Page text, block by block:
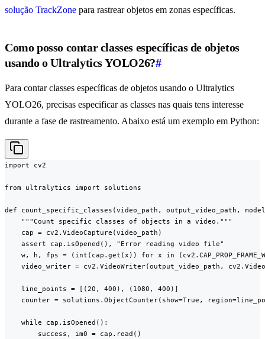
solução TrackZone para rastrear objetos em zonas específicas.
Como posso contar classes específicas de objetos
usando o Ultralytics YOLO26?#
Para contar classes específicas de objetos usando o Ultralytics
YOLO26, precisas especificar as classes nas quais tens interesse
durante a fase de rastreamento. Abaixo está um exemplo em Python:
import cv2
from ultralytics import solutions
def count_specific_classes(video_path, output_video_path,
    """Count specific classes of objects in a video."""
    cap = cv2.VideoCapture(video_path)
    assert cap.isOpened(), "Error reading video file"
w, h, fps = (int(cap.get(x)) for x in
video_writer = cv2.VideoWriter(output_video_path,
    line_points = [(20, 400), (1080, 400)]
counter = solutions.ObjectCounter(show=True,
    while cap.isOpened():
        success, im0 = cap.read()